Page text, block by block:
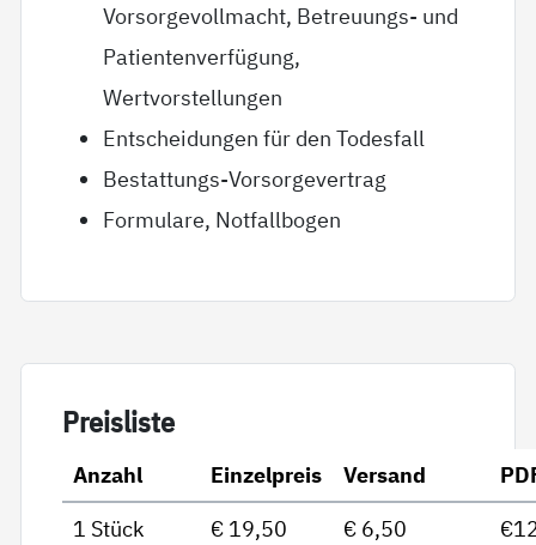
Vorsorgevollmacht, Betreuungs- und
Patientenverfügung,
Wertvorstellungen
Entscheidungen für den Todesfall
Bestattungs-Vorsorgevertrag
Formulare, Notfallbogen
Preis­lis­te
Anzahl Einzelpreis Versand
1 Stück
€ 19,50 € 6,50